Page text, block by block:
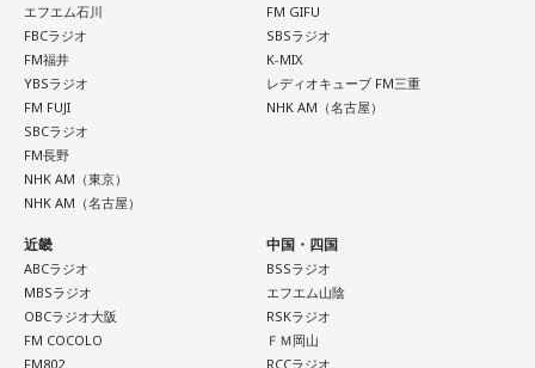
る」と表現します。さらに、水中から見上げる水面には「太
陽の光に反射した美しい光のライン」が広がり、「365日飽
きない。同じ顔を見せないんですよ、自然が」と、その美し
さを語りました。そして海へ向け、「『美しくいてくれてあ
りがとう』という手紙は書きたくなります」と、故郷への深
い愛情をのぞかせました。
最後に、ゴリさんが「今、想いを伝えたい方」として名前を
挙げたのは、ボクシング元世界王者の具志堅用高さんでし
た。今年で世界王座獲得から50年という節目の年を迎えるこ
とに触れ、「手紙を書きたい」と温かい想いを語りました。
＜番組概要＞
番組名：日本郵便 SUNDAY'S POST
【7位】魚座（うお座）
直感の中に「これからの幸せ」のヒントが隠れていそう。損
得や正解より、なぜか惹かれるものを大切にしてみてくださ
い。心が喜ぶ選択が新しいご縁につながるかも。夜は好きな
音楽を聴きながら、叶えたい未来をイメージしてね。
【8位】乙女座（おとめ座）
「ちゃんとしなきゃ」を少し緩めると、毎日がもっと楽しく
なりそうです。効率や正しさだけではなく、自分が心地よく
続けられる方法を探してみて。仕事のやり方を変えるのもお
すすめ。今日は一つだけ「やらなくていいこと」を決めてみ
ましょう。
エフエム石川
FBCラジオ
FM福井
YBSラジオ
FM FUJI
SBCラジオ
FM長野
NHK AM（東京）
NHK AM（名古屋）
FM GIFU
SBSラジオ
K-MIX
レディオキューブ FM三重
NHK AM（名古屋）
近畿
ABCラジオ
MBSラジオ
OBCラジオ大阪
FM COCOLO
FM802
中国・四国
BSSラジオ
エフエム山陰
RSKラジオ
ＦＭ岡山
RCCラジオ